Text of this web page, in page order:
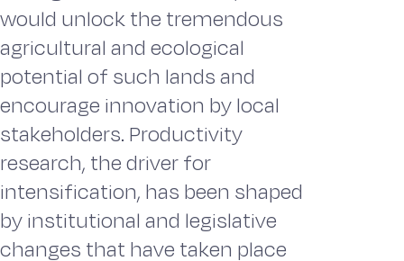
would unlock the tremendous
agricultural and ecological
potential of such lands and
encourage innovation by local
stakeholders. Productivity
research, the driver for
intensification, has been shaped
by institutional and legislative
changes that have taken place